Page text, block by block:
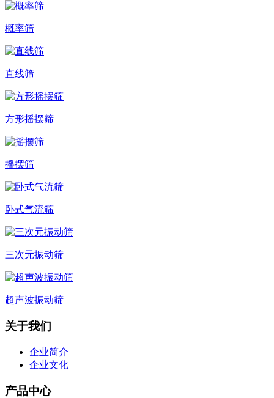
概率筛
直线筛
方形摇摆筛
摇摆筛
卧式气流筛
三次元振动筛
超声波振动筛
关于我们
企业简介
企业文化
产品中心